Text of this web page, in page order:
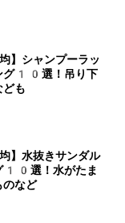
シャンプーラッ
グ10選！吊り下
ども
水抜きサンダル
10選！水がたま
のなど